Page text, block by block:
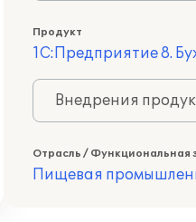
Продукт
1С:Предприятие 8.
Внедрения
Отрасль / Функциональная
Пищевая